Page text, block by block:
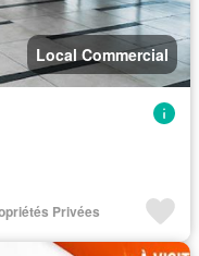
Local Commercial
Privées